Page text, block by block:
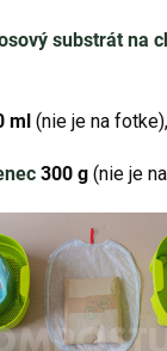
substrát na
ml (nie je na fotke),
300 g (nie je